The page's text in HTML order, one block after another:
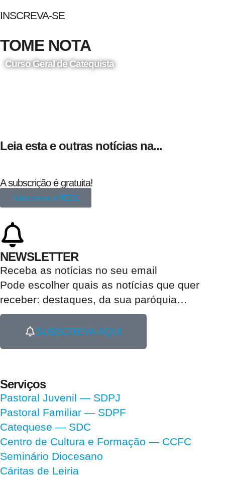
INSCREVA-SE
TOME NOTA
Curso Geral de Catequista
Leia esta e outras notícias na...
A subscrição é gratuita!
Subscrever a REDE
NEWSLETTER
Receba as notícias no seu email​
Pode escolher quais as notícias que quer
receber: destaques, da sua paróquia…
SUBSCREVA AQUI
Serviços
Pastoral Juvenil — SDPJ
Pastoral Familiar — SDPF
Catequese — SDC
Centro de Cultura e Formação — CCFC
Seminário Diocesano
Cáritas de Leiria